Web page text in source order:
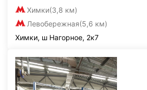
Химки(3,8 км)
Левобережная(5,6 км)
Химки, ш Нагорное, 2к7